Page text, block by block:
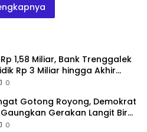
1,58 Miliar, Bank Trenggalek
Rp 3 Miliar hingga Akhir
0
Gotong Royong, Demokrat
Gerakan Langit Biru
0